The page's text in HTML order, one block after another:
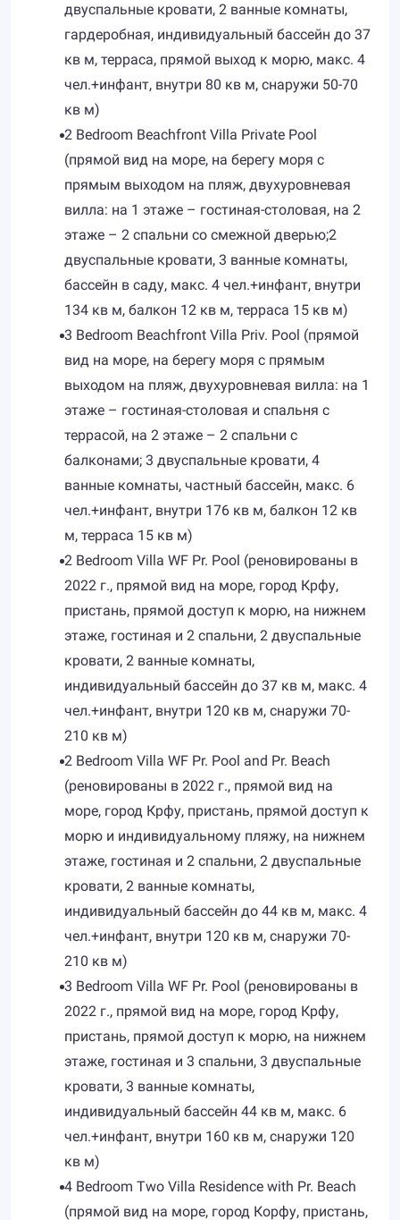
двуспальные кровати, 2 ванные комнаты,
гардеробная, индивидуальный бассейн до 37
кв м, терраса, прямой выход к морю, макс. 4
чел.+инфант, внутри 80 кв м, снаружи 50-70
кв м)
2 Bedroom Beachfront Villa Private Pool
(прямой вид на море, на берегу моря с
прямым выходом на пляж, двухуровневая
вилла: на 1 этаже – гостиная-столовая, на 2
этаже – 2 спальни со смежной дверью;2
двуспальные кровати, 3 ванные комнаты,
бассейн в саду, макс. 4 чел.+инфант, внутри
134 кв м, балкон 12 кв м, терраса 15 кв м)
3 Bedroom Beachfront Villa Priv. Pool (прямой
вид на море, на берегу моря с прямым
выходом на пляж, двухуровневая вилла: на 1
этаже – гостиная-столовая и спальня с
террасой, на 2 этаже – 2 спальни с
балконами; 3 двуспальные кровати, 4
ванные комнаты, частный бассейн, макс. 6
чел.+инфант, внутри 176 кв м, балкон 12 кв
м, терраса 15 кв м)
2 Bedroom Villa WF Pr. Pool (реновированы в
2022 г., прямой вид на море, город Крфу,
пристань, прямой доступ к морю, на нижнем
этаже, гостиная и 2 спальни, 2 двуспальные
кровати, 2 ванные комнаты,
индивидуальный бассейн до 37 кв м, макс. 4
чел.+инфант, внутри 120 кв м, снаружи 70-
210 кв м)
2 Bedroom Villa WF Pr. Pool and Pr. Beach
(реновированы в 2022 г., прямой вид на
море, город Крфу, пристань, прямой доступ к
морю и индивидуальному пляжу, на нижнем
этаже, гостиная и 2 спальни, 2 двуспальные
кровати, 2 ванные комнаты,
индивидуальный бассейн до 44 кв м, макс. 4
чел.+инфант, внутри 120 кв м, снаружи 70-
210 кв м)
3 Bedroom Villa WF Pr. Pool (реновированы в
2022 г., прямой вид на море, город Крфу,
пристань, прямой доступ к морю, на нижнем
этаже, гостиная и 3 спальни, 3 двуспальные
кровати, 3 ванные комнаты,
индивидуальный бассейн 44 кв м, макс. 6
чел.+инфант, внутри 160 кв м, снаружи 120
кв м)
4 Bedroom Two Villa Residence with Pr. Beach
(прямой вид на море, город Корфу, пристань,